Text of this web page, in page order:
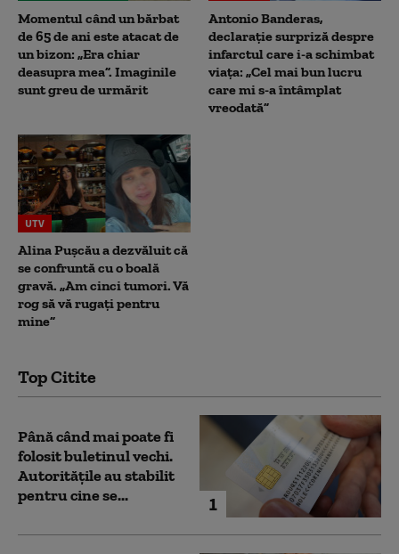
Momentul când un bărbat
de 65 de ani este atacat de
un bizon: „Era chiar
deasupra mea”. Imaginile
sunt greu de urmărit
Antonio Banderas,
declarație surpriză despre
infarctul care i-a schimbat
viața: „Cel mai bun lucru
care mi s-a întâmplat
vreodată”
UTV
Alina Pușcău a dezvăluit că
se confruntă cu o boală
gravă. „Am cinci tumori. Vă
rog să vă rugați pentru
mine”
Top Citite
1
Până când mai poate fi
folosit buletinul vechi.
Autoritățile au stabilit
pentru cine se...